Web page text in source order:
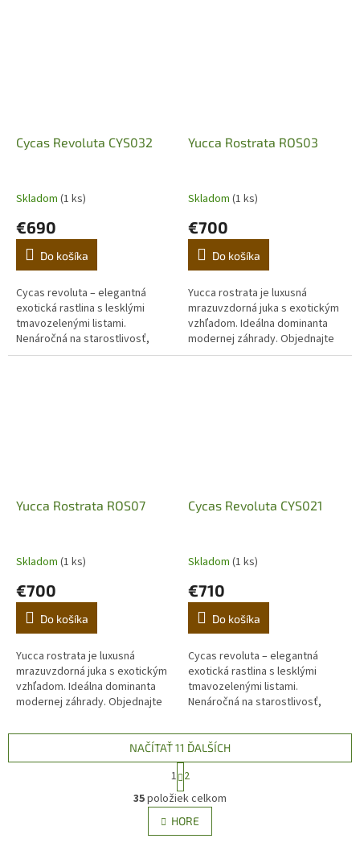
Cycas Revoluta CYS032
Skladom (1 ks)
€690
Do košíka
Cycas revoluta – elegantná
exotická rastlina s lesklými
tmavozelenými listami.
Nenáročná na starostlivosť,
ideálna do interiéru aj na terasu.
Yucca Rostrata ROS03
Skladom (1 ks)
€700
Do košíka
Yucca rostrata je luxusná
mrazuvzdorná juka s exotickým
vzhľadom. Ideálna dominanta
modernej záhrady. Objednajte
kvalitné pestované rastliny
Yucca Rostrata ROS07
Skladom (1 ks)
€700
Do košíka
Yucca rostrata je luxusná
mrazuvzdorná juka s exotickým
vzhľadom. Ideálna dominanta
modernej záhrady. Objednajte
Yucca rostrata je jedna z...
Cycas Revoluta CYS021
Skladom (1 ks)
€710
Do košíka
Cycas revoluta – elegantná
exotická rastlina s lesklými
tmavozelenými listami.
Nenáročná na starostlivosť,
Objavte luxusný japonský cykas
pre...
O
v
l
á
NAČÍTAŤ 11 ĎALŠÍCH
S
t
r
á
n
k
1 2
35položiek celkom
HORE